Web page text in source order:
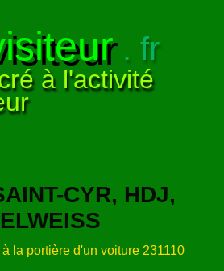
. fr
à l'activité
CYR, HDJ,